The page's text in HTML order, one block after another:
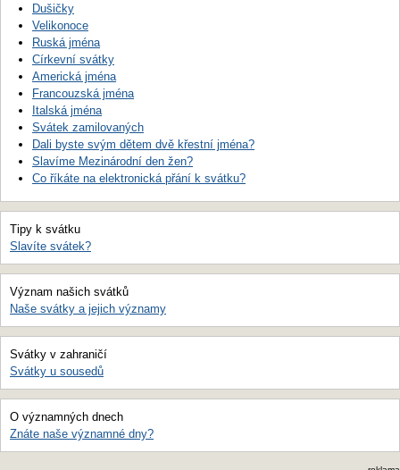
Dušičky
Velikonoce
Ruská jména
Církevní svátky
Americká jména
Francouzská jména
Italská jména
Svátek zamilovaných
Dali byste svým dětem dvě křestní jména?
Slavíme Mezinárodní den žen?
Co říkáte na elektronická přání k svátku?
Tipy k svátku
Slavíte svátek?
Význam našich svátků
Naše svátky a jejich významy
Svátky v zahraničí
Svátky u sousedů
O významných dnech
Znáte naše významné dny?